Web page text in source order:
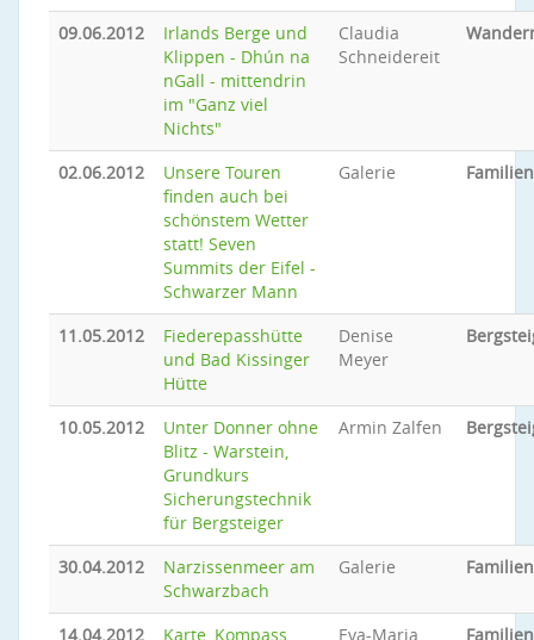
09.06.2012
Irlands Berge und
Klippen - Dhún na
nGall - mittendrin
im "Ganz viel
Nichts"
Claudia
Schneidereit
02.06.2012
Unsere Touren
finden auch bei
schönstem Wetter
statt! Seven
Summits der Eifel -
Schwarzer Mann
Galerie
11.05.2012
Fiederepasshütte
und Bad Kissinger
Hütte
Denise
Meyer
10.05.2012
Unter Donner ohne
Blitz - Warstein,
Grundkurs
Sicherungstechnik
für Bergsteiger
Armin Zalfen
30.04.2012
Narzissenmeer am
Schwarzbach
Galerie
14.04.2012
Karte, Kompass,
Eva-Maria